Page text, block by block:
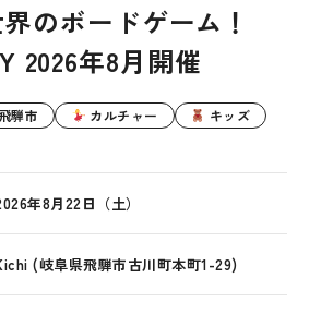
のボードゲーム！
2026年8月開催
飛騨市 カルチャー キッズ
年8月22日（土）
(岐阜県飛騨市古川町本町1-29)